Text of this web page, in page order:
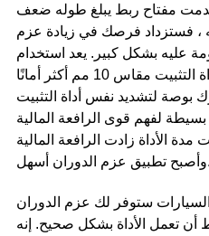
مفتاح ربط يبلغ طوله ضعف
، فستزداد فرصك في زيادة عزم
عليه بشكل كبير. يعد استخدام
سقاطة محرك بوصة لتشديد أداة التثبيت مقاس 10 مم أكثر أمانًا
لتشديد نفس أداة التثبيت
بسيطة لفهم قوى الرافعة المالية
الأداة زادت الرافعة المالية
وأصبح تطبيق عزم الدوران أسهل.
ستوفر لك عزم الدوران
تعمل الأداة بشكل صحيح. إنه